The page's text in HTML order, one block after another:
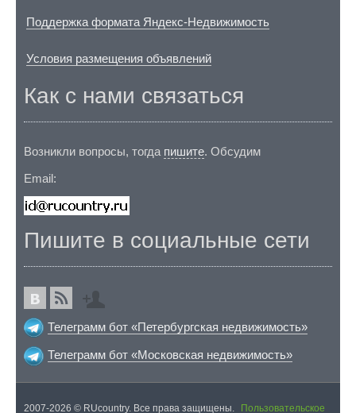
Поддержка формата Яндекс-Недвижимость
Условия размещения объявлений
Как с нами связаться
Возникли вопросы, тогда пишите. Обсудим
Email:
Пишите в социальные сети
Телеграмм бот «Петербургская недвижимость»
Телеграмм бот «Московская недвижимость»
2007-2026 © RUcountry. Все права защищены. Пользовательское